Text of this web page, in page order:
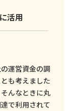
活用
運営資金の調
も考えました
んなときに丸
で利用されて